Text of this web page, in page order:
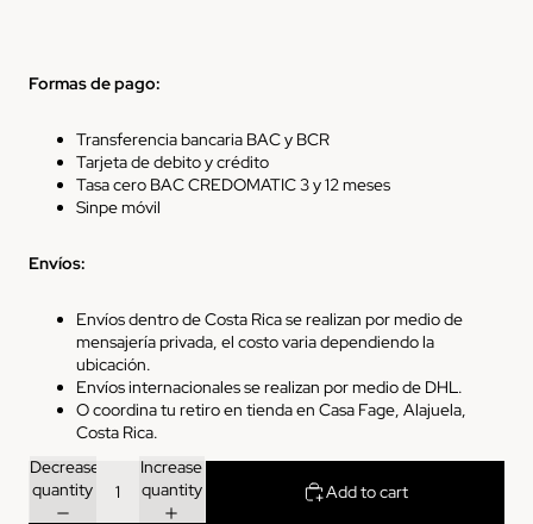
Formas de pago:
Transferencia bancaria BAC y BCR
Tarjeta de debito y crédito
Tasa cero BAC CREDOMATIC 3 y 12 meses
Sinpemóvil
Envíos:
Envíosdentro de Costa Ricase realizan por medio de
mensajería privada, el costo varia dependiendo la
ubicación.
Envíosinternacionalesse realizan por medio de DHL.
O coordina tu retiro en tienda en Casa Fage, Alajuela,
Costa Rica.
Decrease
quantity
Increase
quantity
Add to cart